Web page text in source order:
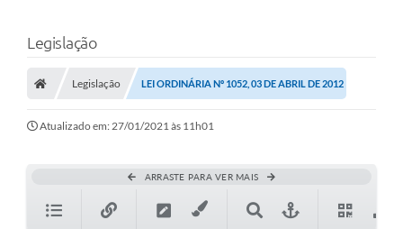
Legislação
Legislação LEI ORDINÁRIA Nº 1052, 03 DE ABRIL DE 2012
Atualizado em: 27/01/2021 às 11h01
ARRASTE PARA VER MAIS